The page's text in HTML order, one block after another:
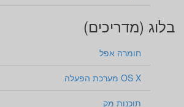
בלוג (מדריכים)
חומרה אפל
OS X מערכת הפעלה
תוכנות מק